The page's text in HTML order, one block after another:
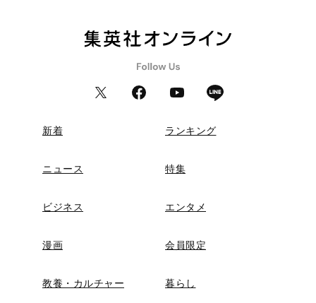
新着 ランキング
ニュース 特集
ビジネス エンタメ
漫画 会員限定
教養・カルチャー 暮らし